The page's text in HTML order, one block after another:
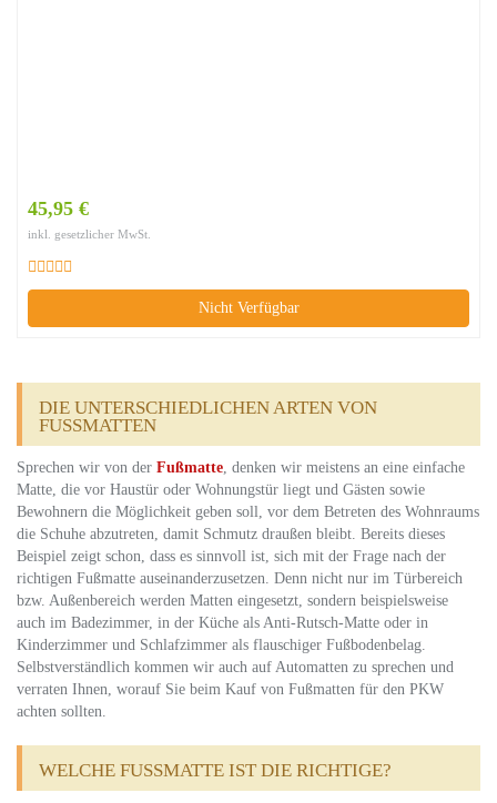
45,95 €
inkl. gesetzlicher MwSt.
Nicht Verfügbar
DIE UNTERSCHIEDLICHEN ARTEN VON
FUSSMATTEN
Sprechen wir von der Fußmatte, denken wir meistens an eine einfache
Matte, die vor Haustür oder Wohnungstür liegt und Gästen sowie
Bewohnern die Möglichkeit geben soll, vor dem Betreten des Wohnraums
die Schuhe abzutreten, damit Schmutz draußen bleibt. Bereits dieses
Beispiel zeigt schon, dass es sinnvoll ist, sich mit der Frage nach der
richtigen Fußmatte auseinanderzusetzen. Denn nicht nur im Türbereich
bzw. Außenbereich werden Matten eingesetzt, sondern beispielsweise
auch im Badezimmer, in der Küche als Anti-Rutsch-Matte oder in
Kinderzimmer und Schlafzimmer als flauschiger Fußbodenbelag.
Selbstverständlich kommen wir auch auf Automatten zu sprechen und
verraten Ihnen, worauf Sie beim Kauf von Fußmatten für den PKW
achten sollten.
WELCHE FUSSMATTE IST DIE RICHTIGE?